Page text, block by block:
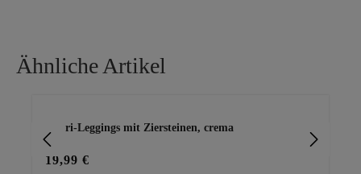
Ähnliche Artikel
Capri-Leggings mit Ziersteinen, crema
19,99 €